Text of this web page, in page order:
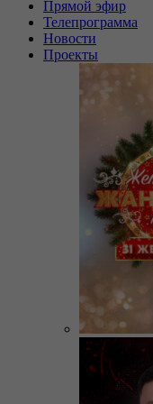
Прямой эфир
Телепрограмма
Новости
Проекты